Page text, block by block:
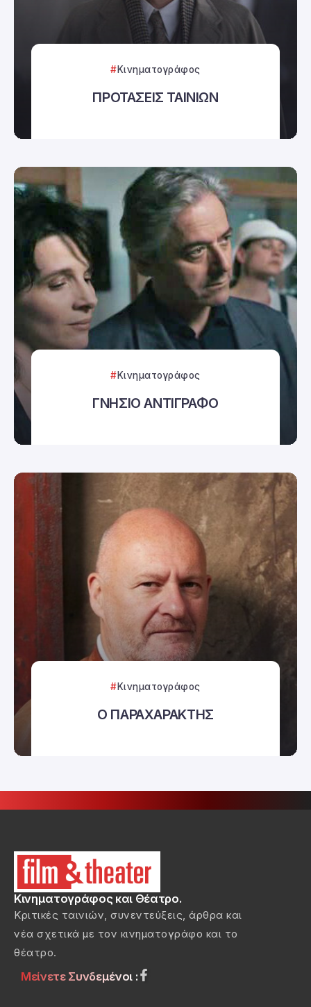
Κινηματογράφος
ΠΡΟΤΑΣΕΙΣ ΤΑΙΝΙΩΝ
Κινηματογράφος
ΓΝΗΣΙΟ ΑΝΤΙΓΡΑΦΟ
Κινηματογράφος
Ο ΠΑΡΑΧΑΡΑΚΤΗΣ
Κινηματογράφος και Θέατρο.
Κριτικές ταινιών, συνεντεύξεις, άρθρα και
νέα σχετικά με τον κινηματογράφο και το
θέατρο.
Μείνετε Συνδεμένοι :